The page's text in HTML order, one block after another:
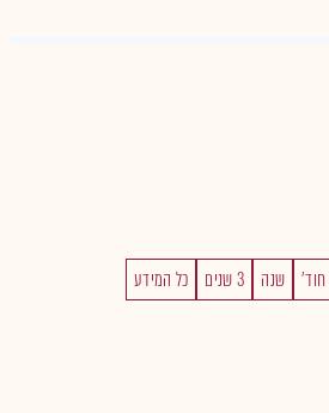
שנה 3 שנים כל המידע